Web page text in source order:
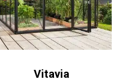
Vitavia